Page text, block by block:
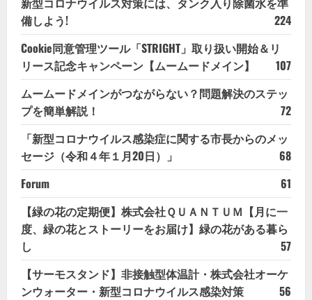
備しよう!
224
Cookie同意管理ツール「STRIGHT」取り扱い開始＆リ
リース記念キャンペーン【ムームードメイン】
107
ムームードメインがつながらない？問題解決のステッ
プを簡単解説！
72
「新型コロナウイルス感染症に関する市長からのメッ
セージ（令和４年１月20日）」
68
Forum
61
【緑の花の定期便】株式会社ＱＵＡＮＴＵＭ【月に一
度、緑の花とストーリーをお届け】緑の花がある暮ら
し
57
【サーモスタンド】非接触型体温計・株式会社オーケ
ンウォーター・新型コロナウイルス感染対策
56